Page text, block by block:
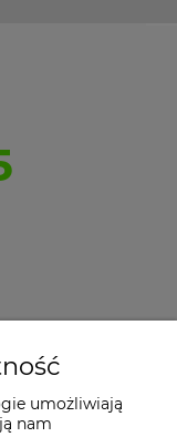
umożliwiają
nam